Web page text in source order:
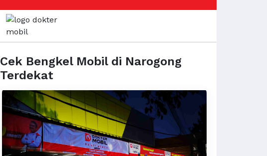
Cek Bengkel Mobil di Narogong
Terdekat